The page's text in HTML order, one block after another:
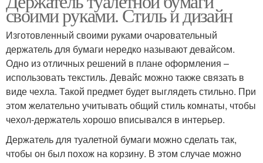
своими руками. Стиль и дизайн
Изготовленный своими руками очаровательный
держатель для бумаги нередко называют девайсом.
Одно из отличных решений в плане оформления –
использовать текстиль. Девайс можно также связать в
виде чехла. Такой предмет будет выглядеть стильно. При
этом желательно учитывать общий стиль комнаты, чтобы
чехол-держатель хорошо вписывался в интерьер.
Держатель для туалетной бумаги можно сделать так,
чтобы он был похож на корзину. В этом случае можно